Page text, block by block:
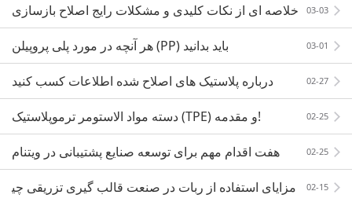
03-03
خلاصه ای از نکات کلیدی و مشکلات رایج اصلاح بازسازی
ABS
03-01 هر آنچه در مورد پلی پروپیلن (PP) باید بدانید
02-27 درباره پلاستیک های اصلاح شده اطلاعات کسب کنید
02-25 دسته مواد الاستومر ترموپلاستیک (TPE) و مقدمه!
02-25 هفت اقدام مهم برای توسعه صنایع پشتیبانی در ویتنام
02-15
مزایای استفاده از ربات در صنعت قالب گیری تزریقی چی